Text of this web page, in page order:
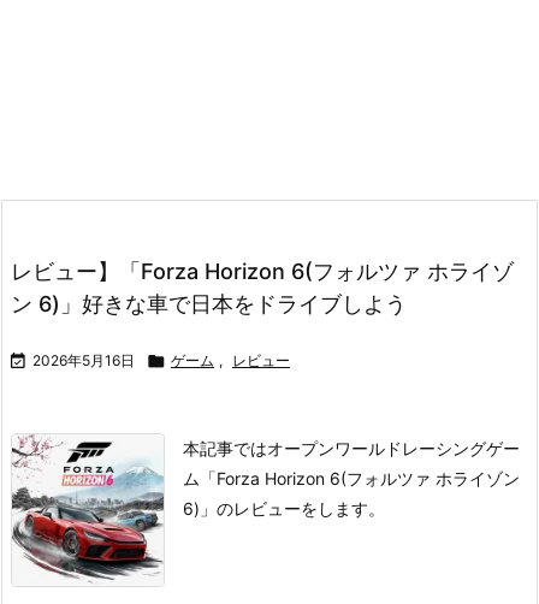
レビュー】「Forza Horizon 6(フォルツァ ホライゾ
ン 6)」好きな車で日本をドライブしよう
 2026年5月16日  ゲーム , レビュー
本記事ではオープンワールドレーシングゲー
ム「Forza Horizon 6(フォルツァ ホライゾン
6)」のレビューをします。